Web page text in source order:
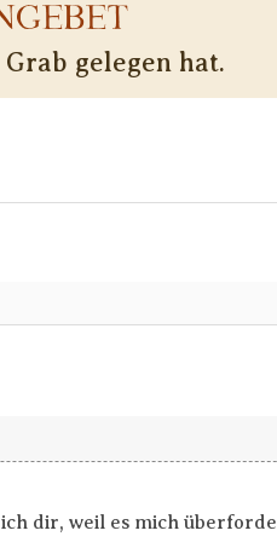
gelegen hat.
dir, weil es mich